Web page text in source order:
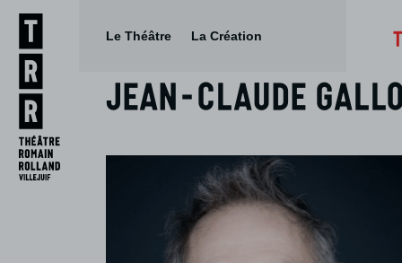
Aller
au
menu
Aller au
contenu
Le Théâtre La Création
Jean-Claude